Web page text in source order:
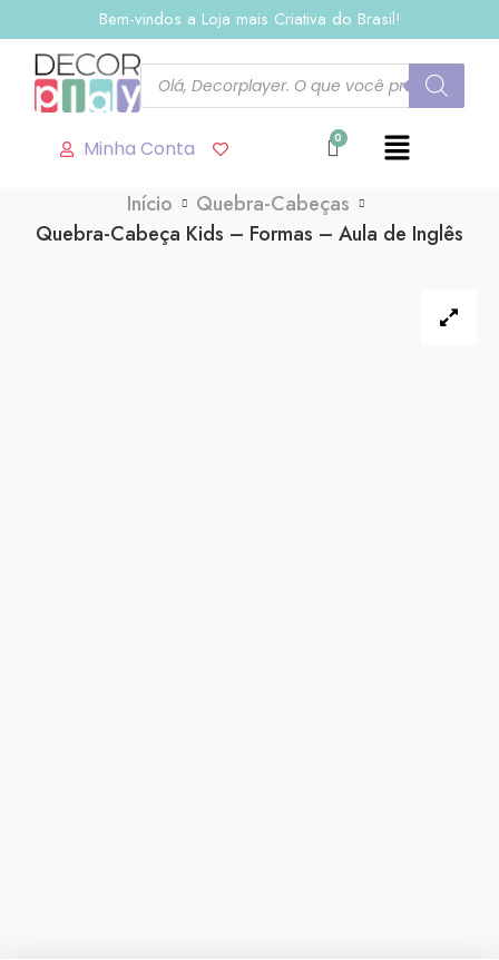
Bem-vindos a Loja mais Criativa do Brasil!
Minha Conta
Início
Quebra-Cabeças
Quebra-Cabeça Kids – Formas – Aula de Inglês